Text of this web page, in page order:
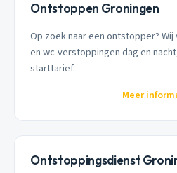
Ontstoppen Groningen
Op zoek naar een ontstopper?
en wc-verstoppingen dag en
starttarief.
Meer
Ontstoppingsdienst